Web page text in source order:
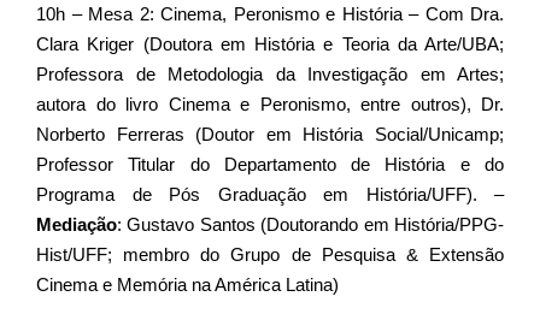
10h – Mesa 2: Cinema, Peronismo e História – Com Dra.
Clara Kriger (Doutora em História e Teoria da Arte/UBA;
Professora de Metodologia da Investigação em Artes;
autora do livro Cinema e Peronismo, entre outros), Dr.
Norberto Ferreras (Doutor em História Social/Unicamp;
Professor Titular do Departamento de História e do
Programa de Pós Graduação em História/UFF). –
Mediação: Gustavo Santos (Doutorando em História/PPG-
Hist/UFF; membro do Grupo de Pesquisa & Extensão
Cinema e Memória na América Latina)